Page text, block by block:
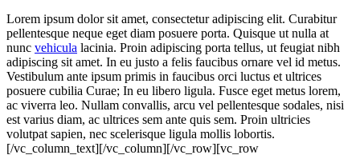
Lorem ipsum dolor sit amet, consectetur adipiscing elit. Curabitur
pellentesque neque eget diam posuere porta. Quisque ut nulla at
nunc vehicula lacinia. Proin adipiscing porta tellus, ut feugiat nibh
adipiscing sit amet. In eu justo a felis faucibus ornare vel id metus.
Vestibulum ante ipsum primis in faucibus orci luctus et ultrices
posuere cubilia Curae; In eu libero ligula. Fusce eget metus lorem,
ac viverra leo. Nullam convallis, arcu vel pellentesque sodales, nisi
est varius diam, ac ultrices sem ante quis sem. Proin ultricies
volutpat sapien, nec scelerisque ligula mollis lobortis.
[/vc_column_text][/vc_column][/vc_row][vc_row